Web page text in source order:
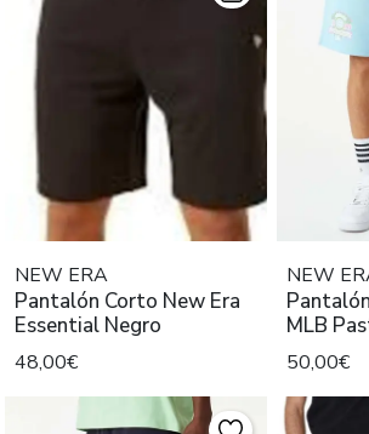
NEW ERA
Pantalón Corto New Era
Essential Negro
48,00€
NEW
Pantalón
MLB
50,00€